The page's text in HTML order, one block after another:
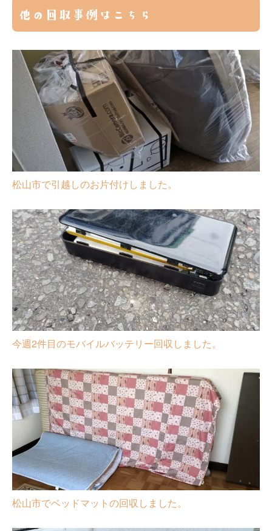
他の回収事例はこちら
松山市で引越しのお片付けしました。
今週2件目のモバイルバッテリー回収しました。
松山市でベッドマットの回収しました。